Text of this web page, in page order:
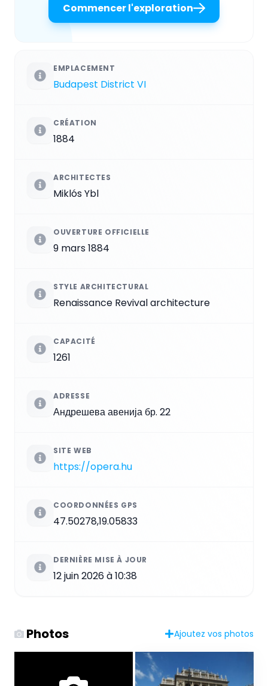
Commencer l'exploration
EMPLACEMENT
Budapest District VI
CRÉATION
1884
ARCHITECTES
Miklós Ybl
OUVERTURE OFFICIELLE
9 mars 1884
STYLE ARCHITECTURAL
Renaissance Revival architecture
CAPACITÉ
1261
ADRESSE
Андрешева авенија бр. 22
SITE WEB
https://opera.hu
COORDONNÉES GPS
47.50278,19.05833
DERNIÈRE MISE À JOUR
12 juin 2026 à 10:38
Photos Ajoutez vos photos